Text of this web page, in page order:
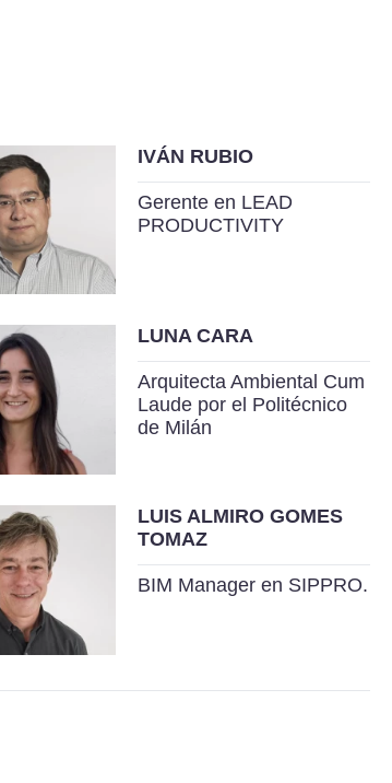
IVÁN RUBIO
Gerente en LEAD
PRODUCTIVITY
LUNA CARA
Arquitecta Ambiental Cum
Laude por el Politécnico
de Milán
LUIS ALMIRO GOMES
TOMAZ
BIM Manager en SIPPRO.